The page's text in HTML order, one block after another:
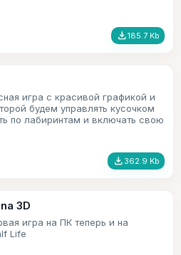
file_download185.7 Kb
игра с красивой графикой и
будем управлять кусочком
по лабиринтам и включать свою
file_download 362.9 Kb
3D
игра на ПК теперь и на
Life